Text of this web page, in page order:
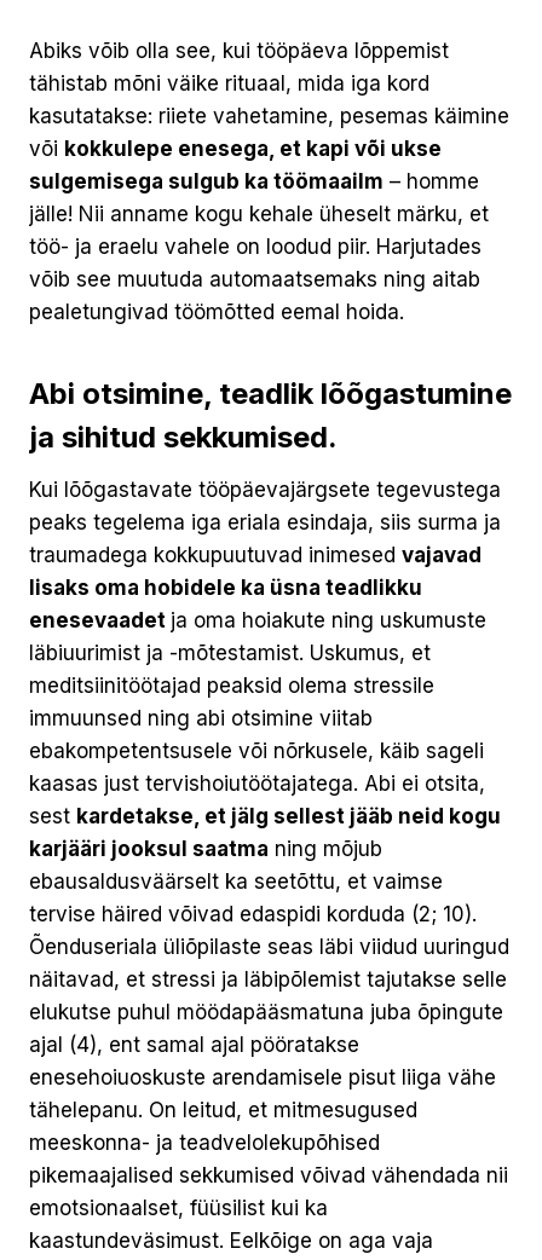
Abiks võib olla see, kui tööpäeva lõppemist
tähistab mõni väike rituaal, mida iga kord
kasutatakse: riiete vahetamine, pesemas käimine
või kokkulepe enesega, et kapi või ukse
sulgemisega sulgub ka töömaailm – homme
jälle! Nii anname kogu kehale üheselt märku, et
töö- ja eraelu vahele on loodud piir. Harjutades
võib see muutuda automaatsemaks ning aitab
pealetungivad töömõtted eemal hoida.
Abi otsimine, teadlik lõõgastumine
ja sihitud sekkumised.
Kui lõõgastavate tööpäevajärgsete tegevustega
peaks tegelema iga eriala esindaja, siis surma ja
traumadega kokkupuutuvad inimesed vajavad
lisaks oma hobidele ka üsna teadlikku
enesevaadet ja oma hoiakute ning uskumuste
läbiuurimist ja -mõtestamist. Uskumus, et
meditsiinitöötajad peaksid olema stressile
immuunsed ning abi otsimine viitab
ebakompetentsusele või nõrkusele, käib sageli
kaasas just tervishoiutöötajatega. Abi ei otsita,
sest kardetakse, et jälg sellest jääb neid kogu
karjääri jooksul saatma ning mõjub
ebausaldusväärselt ka seetõttu, et vaimse
tervise häired võivad edaspidi korduda (2; 10).
Õenduseriala üliõpilaste seas läbi viidud uuringud
näitavad, et stressi ja läbipõlemist tajutakse selle
elukutse puhul möödapääsmatuna juba õpingute
ajal (4), ent samal ajal pööratakse
enesehoiuoskuste arendamisele pisut liiga vähe
tähelepanu. On leitud, et mitmesugused
meeskonna- ja teadvelolekupõhised
pikemaajalised sekkumised võivad vähendada nii
emotsionaalset, füüsilist kui ka
kaastundeväsimust. Eelkõige on aga vaja